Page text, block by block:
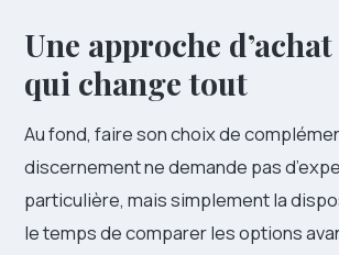
Une approche
qui change tout
Au fond, faire son choix de
discernement ne demande pas
particulière, mais simplement la
le temps de comparer les options